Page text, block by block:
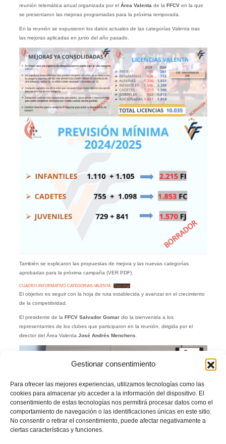
Gestionar consentimiento
Para ofrecer las mejores experiencias, utilizamos tecnologías como las
cookies para almacenar y/o acceder a la información del dispositivo. El
consentimiento de estas tecnologías nos permitirá procesar datos como el
comportamiento de navegación o las identificaciones únicas en este sitio.
No consentir o retirar el consentimiento, puede afectar negativamente a
ciertas características y funciones.
reunión telemática anual organizada por el Área Valenta de la FFCVen la que
se presentaron las mejoras programadas para la próxima temporada.
En la reunión se expusieron los datos actuales de las categorías Valenta tras
las mejoras aplicadas en junio del año pasado.
También se explicaron las propuestas de mejora y las nuevas categorías
aprobadas para la próxima campaña (VER PDF).
CUADRO-INFORMATIVO-CATEGORIAS-VALENTA Descarga
El objetivo es seguir con la hoja de ruta establecida y avanzar en el crecimiento
de la competitividad.
El presidente de la FFCV Salvador Gomardio la bienvenida a los
representantes de los clubes que participaron en la reunión, dirigida por el
director del Área Valenta José Andrés Menchero.